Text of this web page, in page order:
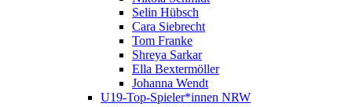
Selin Hübsch
Cara Siebrecht
Tom Franke
Shreya Sarkar
Ella Bextermöller
Johanna Wendt
U19-Top-Spieler*innen NRW